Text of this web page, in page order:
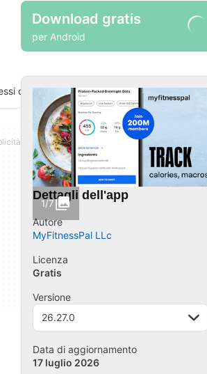
Download gratis
per Android
dell'app
1/7
Dettagli dell'app
Autore
MyFitnessPal LLc
Licenza
Gratis
Versione
26.27.0
Data di aggiornamento
17 luglio 2026